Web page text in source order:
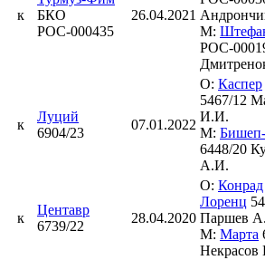
к
БКО
РОС-000435
26.04.2021
М:
РОС-
к
Луций
6904/23
07.01.2022
О: Каспер
5467/12
И.И.
М:
6448/20
А.И.
к
Центавр
6739/22
28.04.2020
О: Конрад
Лоренц
Паршев
М: Марта